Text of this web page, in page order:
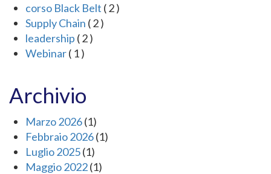
corso Black Belt ( 2 )
Supply Chain ( 2 )
leadership ( 2 )
Webinar( 1 )
Archivio
Marzo 2026(1)
Febbraio 2026(1)
Luglio 2025(1)
Maggio 2022(1)